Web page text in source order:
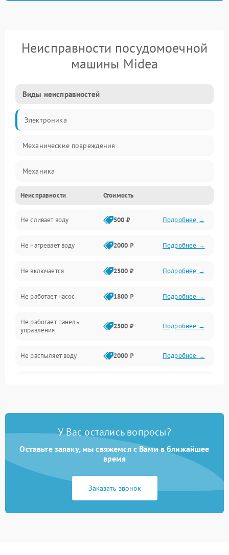
Неисправности посудомоечной
машины Midea
Виды неисправностей
Электроника
Механические повреждения
Механика
Управление
Электропитание
Датчики
Нагрев
Вода
Гигиена
Программное обеспечение
Неисправности Стоимость
Не сливает воду 500 ₽ Подробнее →
Не нагревает воду 2000 ₽ Подробнее →
Не включается 2500 ₽ Подробнее →
Не работает насос 1800 ₽ Подробнее →
Не работает панель
управления
2500 ₽ Подробнее →
Не распыляет воду 2000 ₽ Подробнее →
Проблемы с набором
Не работает сушилка 2100 ₽ Подробнее →
Сбои в работе таймера 1700 ₽
У Вас остались вопросы?
Оставьте заявку, мы свяжемся с Вами в ближайшее
время
Заказать звонок